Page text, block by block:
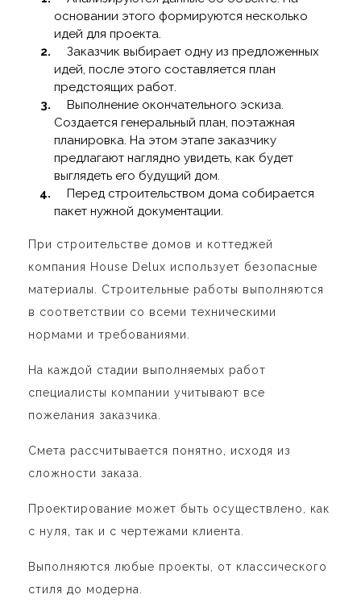
основании этого формируются несколько
идей для проекта.
Заказчик выбирает одну из предложенных
идей, после этого составляется план
предстоящих работ.
Выполнение окончательного эскиза.
Создается генеральный план, поэтажная
планировка. На этом этапе заказчику
предлагают наглядно увидеть, как будет
выглядеть его будущий дом.
Перед строительством дома собирается
пакет нужной документации.
При строительстве домов и коттеджей
компания House Delux использует безопасные
материалы. Строительные работы выполняются
в соответствии со всеми техническими
нормами и требованиями.
На каждой стадии выполняемых работ
специалисты компании учитывают все
пожелания заказчика.
Смета рассчитывается понятно, исходя из
сложности заказа.
Проектирование может быть осуществлено, как
с нуля, так и с чертежами клиента.
Выполняются любые проекты, от классического
стиля до модерна.